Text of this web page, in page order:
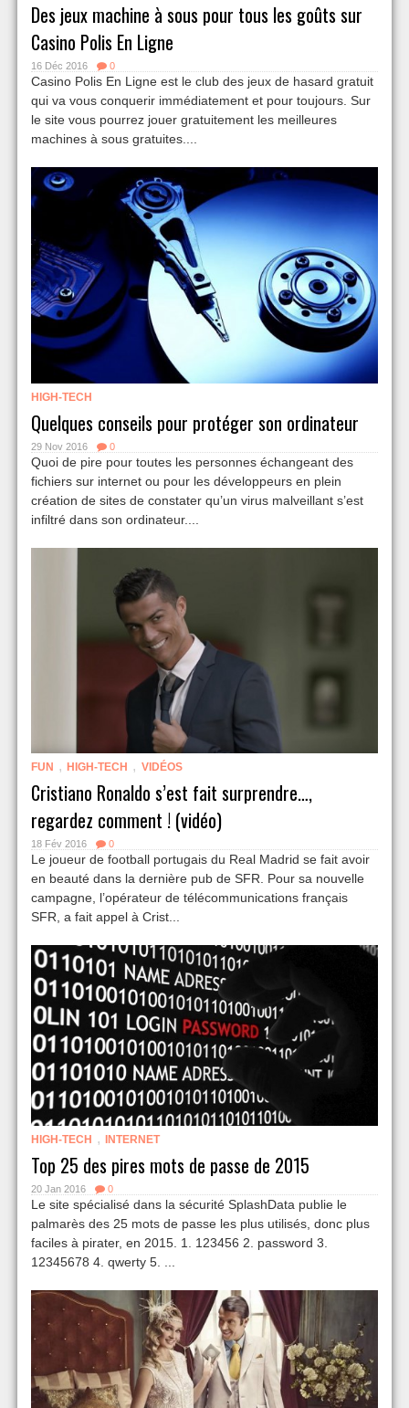
Des jeux machine à sous pour tous les goûts sur
Casino Polis En Ligne
16 Déc 2016 0
Casino Polis En Ligne est le club des jeux de hasard gratuit
qui va vous conquerir immédiatement et pour toujours. Sur
le site vous pourrez jouer gratuitement les meilleures
machines à sous gratuites....
HIGH-TECH
Quelques conseils pour protéger son ordinateur
29 Nov 2016 0
Quoi de pire pour toutes les personnes échangeant des
fichiers sur internet ou pour les développeurs en plein
création de sites de constater qu’un virus malveillant s’est
infiltré dans son ordinateur....
FUN , HIGH-TECH , VIDÉOS
Cristiano Ronaldo s’est fait surprendre…,
regardez comment ! (vidéo)
18 Fév 2016 0
Le joueur de football portugais du Real Madrid se fait avoir
en beauté dans la dernière pub de SFR. Pour sa nouvelle
campagne, l’opérateur de télécommunications français
SFR, a fait appel à Crist...
HIGH-TECH , INTERNET
Top 25 des pires mots de passe de 2015
20 Jan 2016 0
Le site spécialisé dans la sécurité SplashData publie le
palmarès des 25 mots de passe les plus utilisés, donc plus
faciles à pirater, en 2015. 1. 123456 2. password 3.
12345678 4. qwerty 5. ...